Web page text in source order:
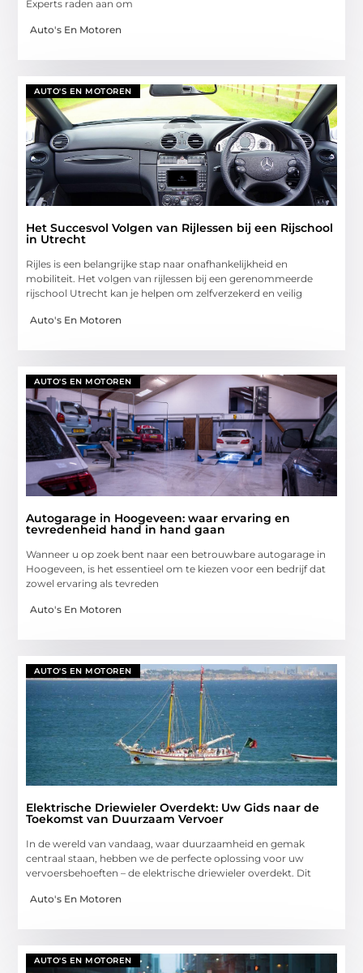
Experts raden aan om
Auto's En Motoren
AUTO'S EN MOTOREN
Het Succesvol Volgen van Rijlessen bij een Rijschool
in Utrecht
Rijles is een belangrijke stap naar onafhankelijkheid en
mobiliteit. Het volgen van rijlessen bij een gerenommeerde
rijschool Utrecht kan je helpen om zelfverzekerd en veilig
Auto's En Motoren
AUTO'S EN MOTOREN
Autogarage in Hoogeveen: waar ervaring en
tevredenheid hand in hand gaan
Wanneer u op zoek bent naar een betrouwbare autogarage in
Hoogeveen, is het essentieel om te kiezen voor een bedrijf dat
zowel ervaring als tevreden
Auto's En Motoren
AUTO'S EN MOTOREN
Elektrische Driewieler Overdekt: Uw Gids naar de
Toekomst van Duurzaam Vervoer
In de wereld van vandaag, waar duurzaamheid en gemak
centraal staan, hebben we de perfecte oplossing voor uw
vervoersbehoeften – de elektrische driewieler overdekt. Dit
Auto's En Motoren
AUTO'S EN MOTOREN